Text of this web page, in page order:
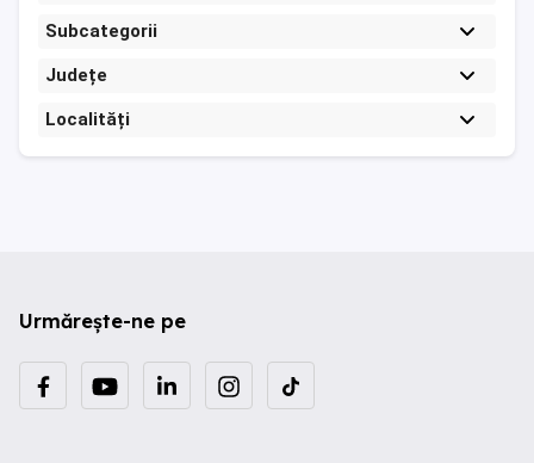
Subcategorii
Județe
Localități
Urmărește-ne pe